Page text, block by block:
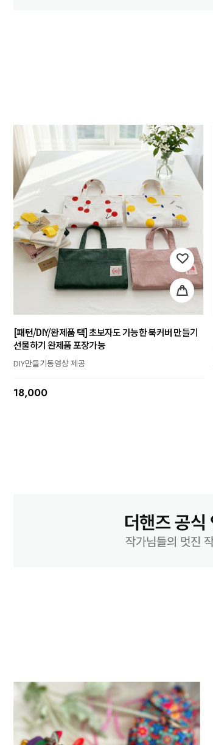
[패턴/DIY/완제품 택] 초보자도 가능한 북커버 만들기
선물하기 완제품 포장가능
DIY만들기동영상 제공
18,000